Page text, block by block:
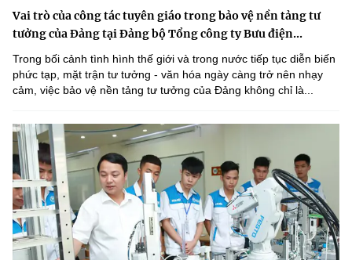
Vai trò của công tác tuyên giáo trong bảo vệ nền tảng tư
tưởng của Đảng tại Đảng bộ Tổng công ty Bưu điện...
Trong bối cảnh tình hình thế giới và trong nước tiếp tục diễn biến
phức tạp, mặt trận tư tưởng - văn hóa ngày càng trở nên nhạy
cảm, việc bảo vệ nền tảng tư tưởng của Đảng không chỉ là...